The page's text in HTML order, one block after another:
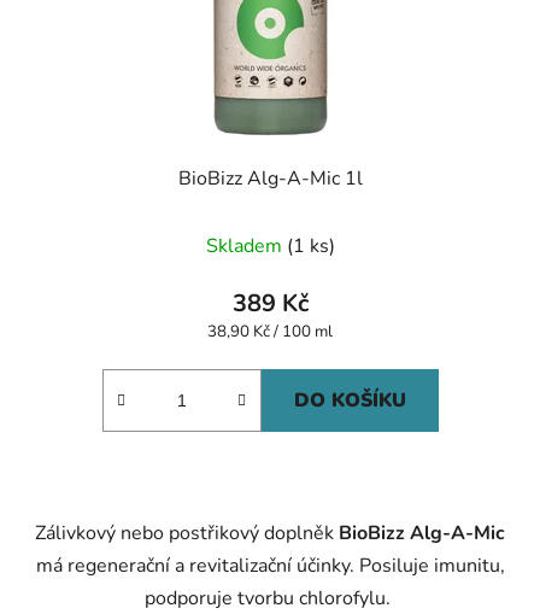
BioBizz Alg-A-Mic 1l
Skladem (1 ks)
389 Kč
Měrná
38,90 Kč / 100 ml
DO KOŠÍKU
Zálivkový nebo postřikový doplněk BioBizz Alg-A-Mic
má regenerační a revitalizační účinky. Posiluje imunitu,
podporuje tvorbu chlorofylu.